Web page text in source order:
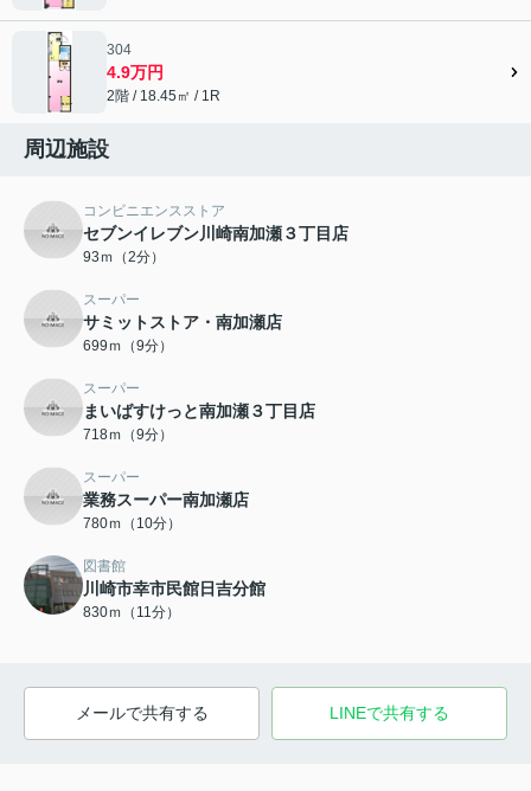
304
4.9万円
2階 / 18.45㎡ / 1R
周辺施設
コンビニエンスストア
セブンイレブン川崎南加瀬３丁目店
93ｍ（2分）
スーパー
サミットストア・南加瀬店
699ｍ（9分）
スーパー
まいばすけっと南加瀬３丁目店
718ｍ（9分）
スーパー
業務スーパー南加瀬店
780ｍ（10分）
図書館
川崎市幸市民館日吉分館
830ｍ（11分）
メールで共有する LINEで共有する